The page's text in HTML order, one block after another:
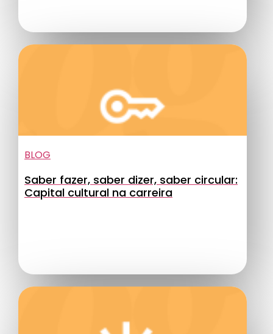
BLOG
Saber fazer, saber dizer, saber circular:
Capital cultural na carreira